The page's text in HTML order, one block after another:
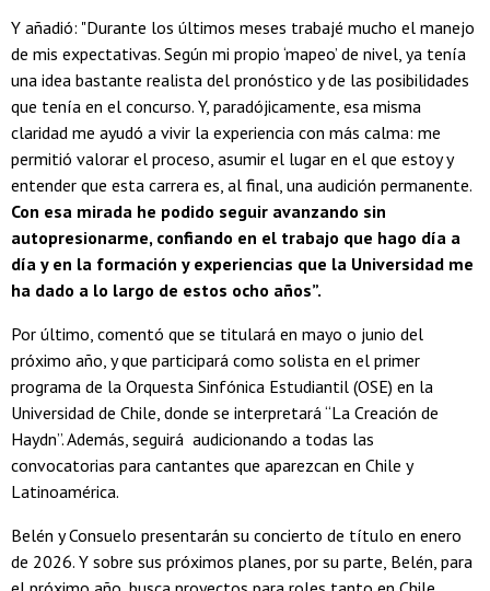
Y añadió: "Durante los últimos meses trabajé mucho el manejo
de mis expectativas. Según mi propio ‘mapeo’ de nivel, ya tenía
una idea bastante realista del pronóstico y de las posibilidades
que tenía en el concurso. Y, paradójicamente, esa misma
claridad me ayudó a vivir la experiencia con más calma: me
permitió valorar el proceso, asumir el lugar en el que estoy y
entender que esta carrera es, al final, una audición permanente.
Con esa mirada he podido seguir avanzando sin
autopresionarme, confiando en el trabajo que hago día a
día y en la formación y experiencias que la Universidad me
ha dado a lo largo de estos ocho años”.
Por último, comentó que se titulará en mayo o junio del
próximo año, y que participará como solista en el primer
programa de la Orquesta Sinfónica Estudiantil (OSE) en la
Universidad de Chile, donde se interpretará “La Creación de
Haydn”. Además, seguirá audicionando a todas las
convocatorias para cantantes que aparezcan en Chile y
Latinoamérica.
Belén y Consuelo presentarán su concierto de título en enero
de 2026. Y sobre sus próximos planes, por su parte, Belén, para